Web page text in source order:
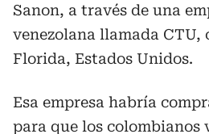
Sanon, a través de una
venezolana llamada CTU,
Florida, Estados Unidos.
Esa empresa habría
para que los colombianos